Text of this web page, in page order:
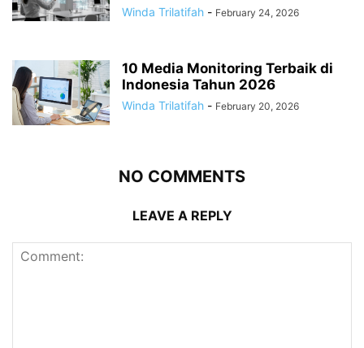
Winda Trilatifah - February 24, 2026
10 Media Monitoring Terbaik di
Indonesia Tahun 2026
Winda Trilatifah - February 20, 2026
NO COMMENTS
LEAVE A REPLY